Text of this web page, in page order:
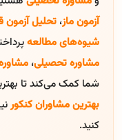
آزمون ماز، تحلیل
شیوه‌های مطالعه
مشاوره تحصیلی،
شما کمک می‌کند تا
بهترین مشاوران کنکور
کنید.